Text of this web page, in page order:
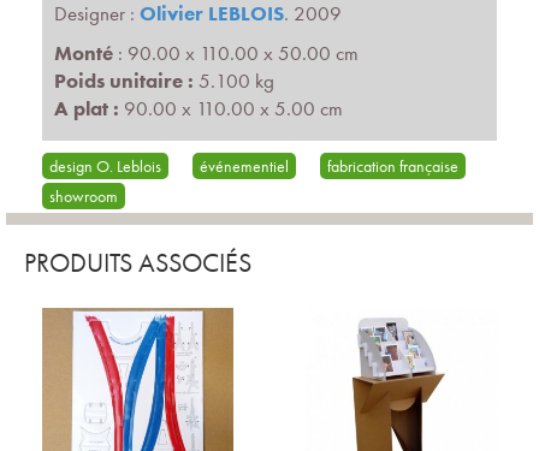
Designer : Olivier LEBLOIS. 2009
Monté : 90.00 x 110.00 x 50.00 cm
Poids unitaire : 5.100 kg
A plat : 90.00 x 110.00 x 5.00 cm
design O. Leblois événementiel
fabrication française
showroom
PRODUITS ASSOCIÉS